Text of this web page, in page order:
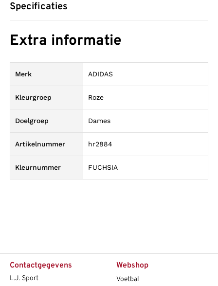
Specificaties
Extra informatie
Merk ADIDAS
Kleurgroep Roze
Doelgroep Dames
Artikelnummer hr2884
Kleurnummer FUCHSIA
Contactgegevens
L.J. Sport
Webshop
Voetbal